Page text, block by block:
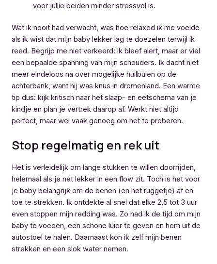
voor jullie beiden minder stressvol is.
Wat ik nooit had verwacht, was hoe relaxed ik me voelde
als ik wist dat mijn baby lekker lag te doezelen terwijl ik
reed. Begrijp me niet verkeerd: ik bleef alert, maar er viel
een bepaalde spanning van mijn schouders. Ik dacht niet
meer eindeloos na over mogelijke huilbuien op de
achterbank, want hij was knus in dromenland. Een warme
tip dus: kijk kritisch naar het slaap- en eetschema van je
kindje en plan je vertrek daarop af. Werkt niet altijd
perfect, maar wel vaak genoeg om het te proberen.
Stop regelmatig en rek uit
Het is verleidelijk om lange stukken te willen doorrijden,
helemaal als je net lekker in een flow zit. Toch is het voor
je baby belangrijk om de benen (en het ruggetje) af en
toe te strekken. Ik ontdekte al snel dat elke 2,5 tot 3 uur
even stoppen mijn redding was. Zo had ik de tijd om mijn
baby te voeden, een schone luier te geven en hem uit de
autostoel te halen. Daarnaast kon ik zelf mijn benen
strekken en een slok water nemen.